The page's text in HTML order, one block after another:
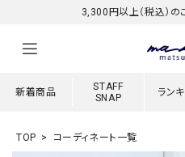
3,300円以上（税込）
新着商品
STAFF
SNAP
ラン
TOP コーディネート一覧